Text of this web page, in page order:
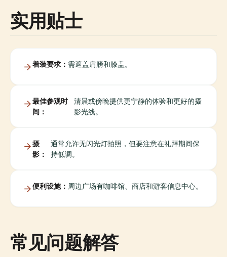
实用贴士
着装要求： 需遮盖肩膀和膝盖。
最佳参观时
间：
清晨或傍晚提供更宁静的体验和更好的摄
影光线。
摄
影：
通常允许无闪光灯拍照，但要注意在礼拜期间保
持低调。
便利设施： 周边广场有咖啡馆、商店和游客信息中心。
常见问题解答